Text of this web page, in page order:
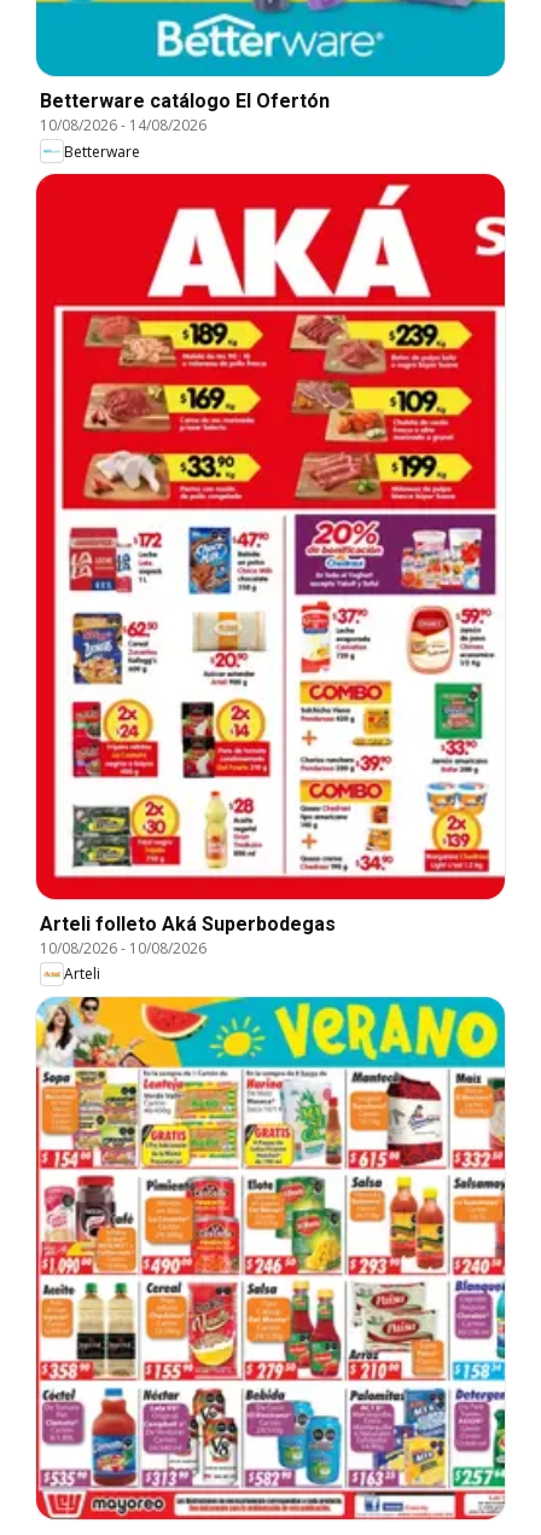
Betterware catálogo El Ofertón
10/08/2026- 14/08/2026
Betterware
Arteli folleto Aká Superbodegas
10/08/2026- 10/08/2026
Arteli